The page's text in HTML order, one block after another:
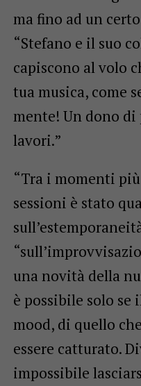
ma fino ad un
“Stefano e il suo
capiscono al volo
tua musica, come
mente! Un dono
lavori.”
“Tra i momenti
sessioni è stato
una novità della
è possibile solo se
mood, di quello
essere catturato.
impossibile